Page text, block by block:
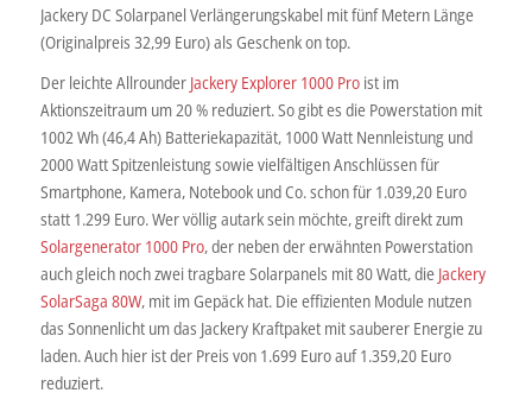
Jackery DC Solarpanel Verlängerungskabel mit fünf Metern Länge
(Originalpreis 32,99 Euro) als Geschenk on top.
Der leichte Allrounder Jackery Explorer 1000 Proist im
Aktionszeitraum um 20 % reduziert. So gibt es die Powerstation mit
1002 Wh (46,4 Ah) Batteriekapazität, 1000 Watt Nennleistung und
2000 Watt Spitzenleistung sowie vielfältigen Anschlüssen für
Smartphone, Kamera, Notebook und Co. schon für 1.039,20 Euro
statt 1.299 Euro. Wer völlig autark sein möchte, greift direkt zum
Solargenerator 1000 Pro, der neben der erwähnten Powerstation
auch gleich noch zwei tragbare Solarpanels mit 80 Watt, die Jackery
SolarSaga 80W, mit im Gepäck hat. Die effizienten Module nutzen
das Sonnenlicht um das Jackery Kraftpaket mit sauberer Energie zu
laden. Auch hier ist der Preis von 1.699 Euro auf 1.359,20 Euro
reduziert.